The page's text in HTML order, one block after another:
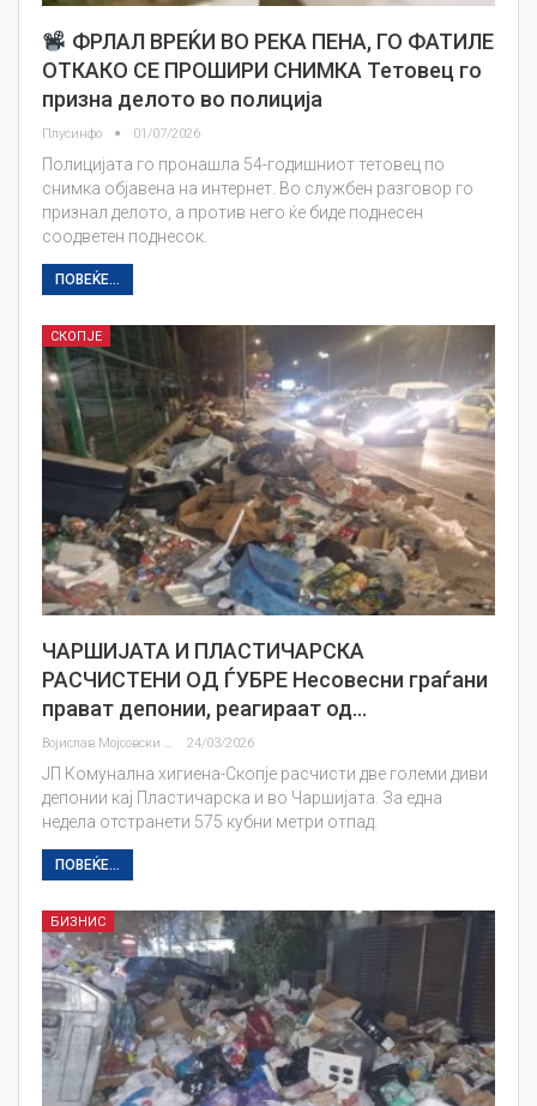
ФРЛАЛ ВРЕЌИ ВО РЕКА ПЕНА, ГО ФАТИЛЕ
ОТКАКО СЕ ПРОШИРИ СНИМКА Тетовец го
призна делото во полиција
Плусинфо 01/07/2026
Полицијата го пронашла 54-годишниот тетовец по
снимка објавена на интернет. Во службен разговор го
признал делото, а против него ќе биде поднесен
соодветен поднесок.
ПОВЕЌЕ...
СКОПЈЕ
ЧАРШИЈАТА И ПЛАСТИЧАРСКА
РАСЧИСТЕНИ ОД ЃУБРЕ Несовесни граѓани
прават депонии, реагираат од…
Војислав Мојсовски 24/03/2026
ЈП Комунална хигиена-Скопје расчисти две големи диви
депонии кај Пластичарска и во Чаршијата. За една
недела отстранети 575 кубни метри отпад.
ПОВЕЌЕ...
БИЗНИС